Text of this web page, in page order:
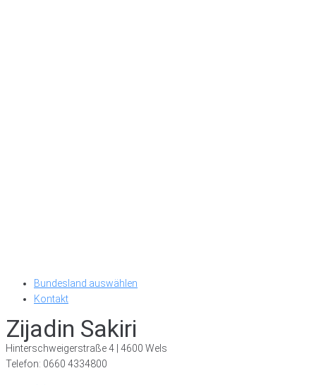
Bundesland auswählen
Kontakt
Zijadin Sakiri
Hinterschweigerstraße 4 | 4600 Wels
Telefon: 0660 4334800